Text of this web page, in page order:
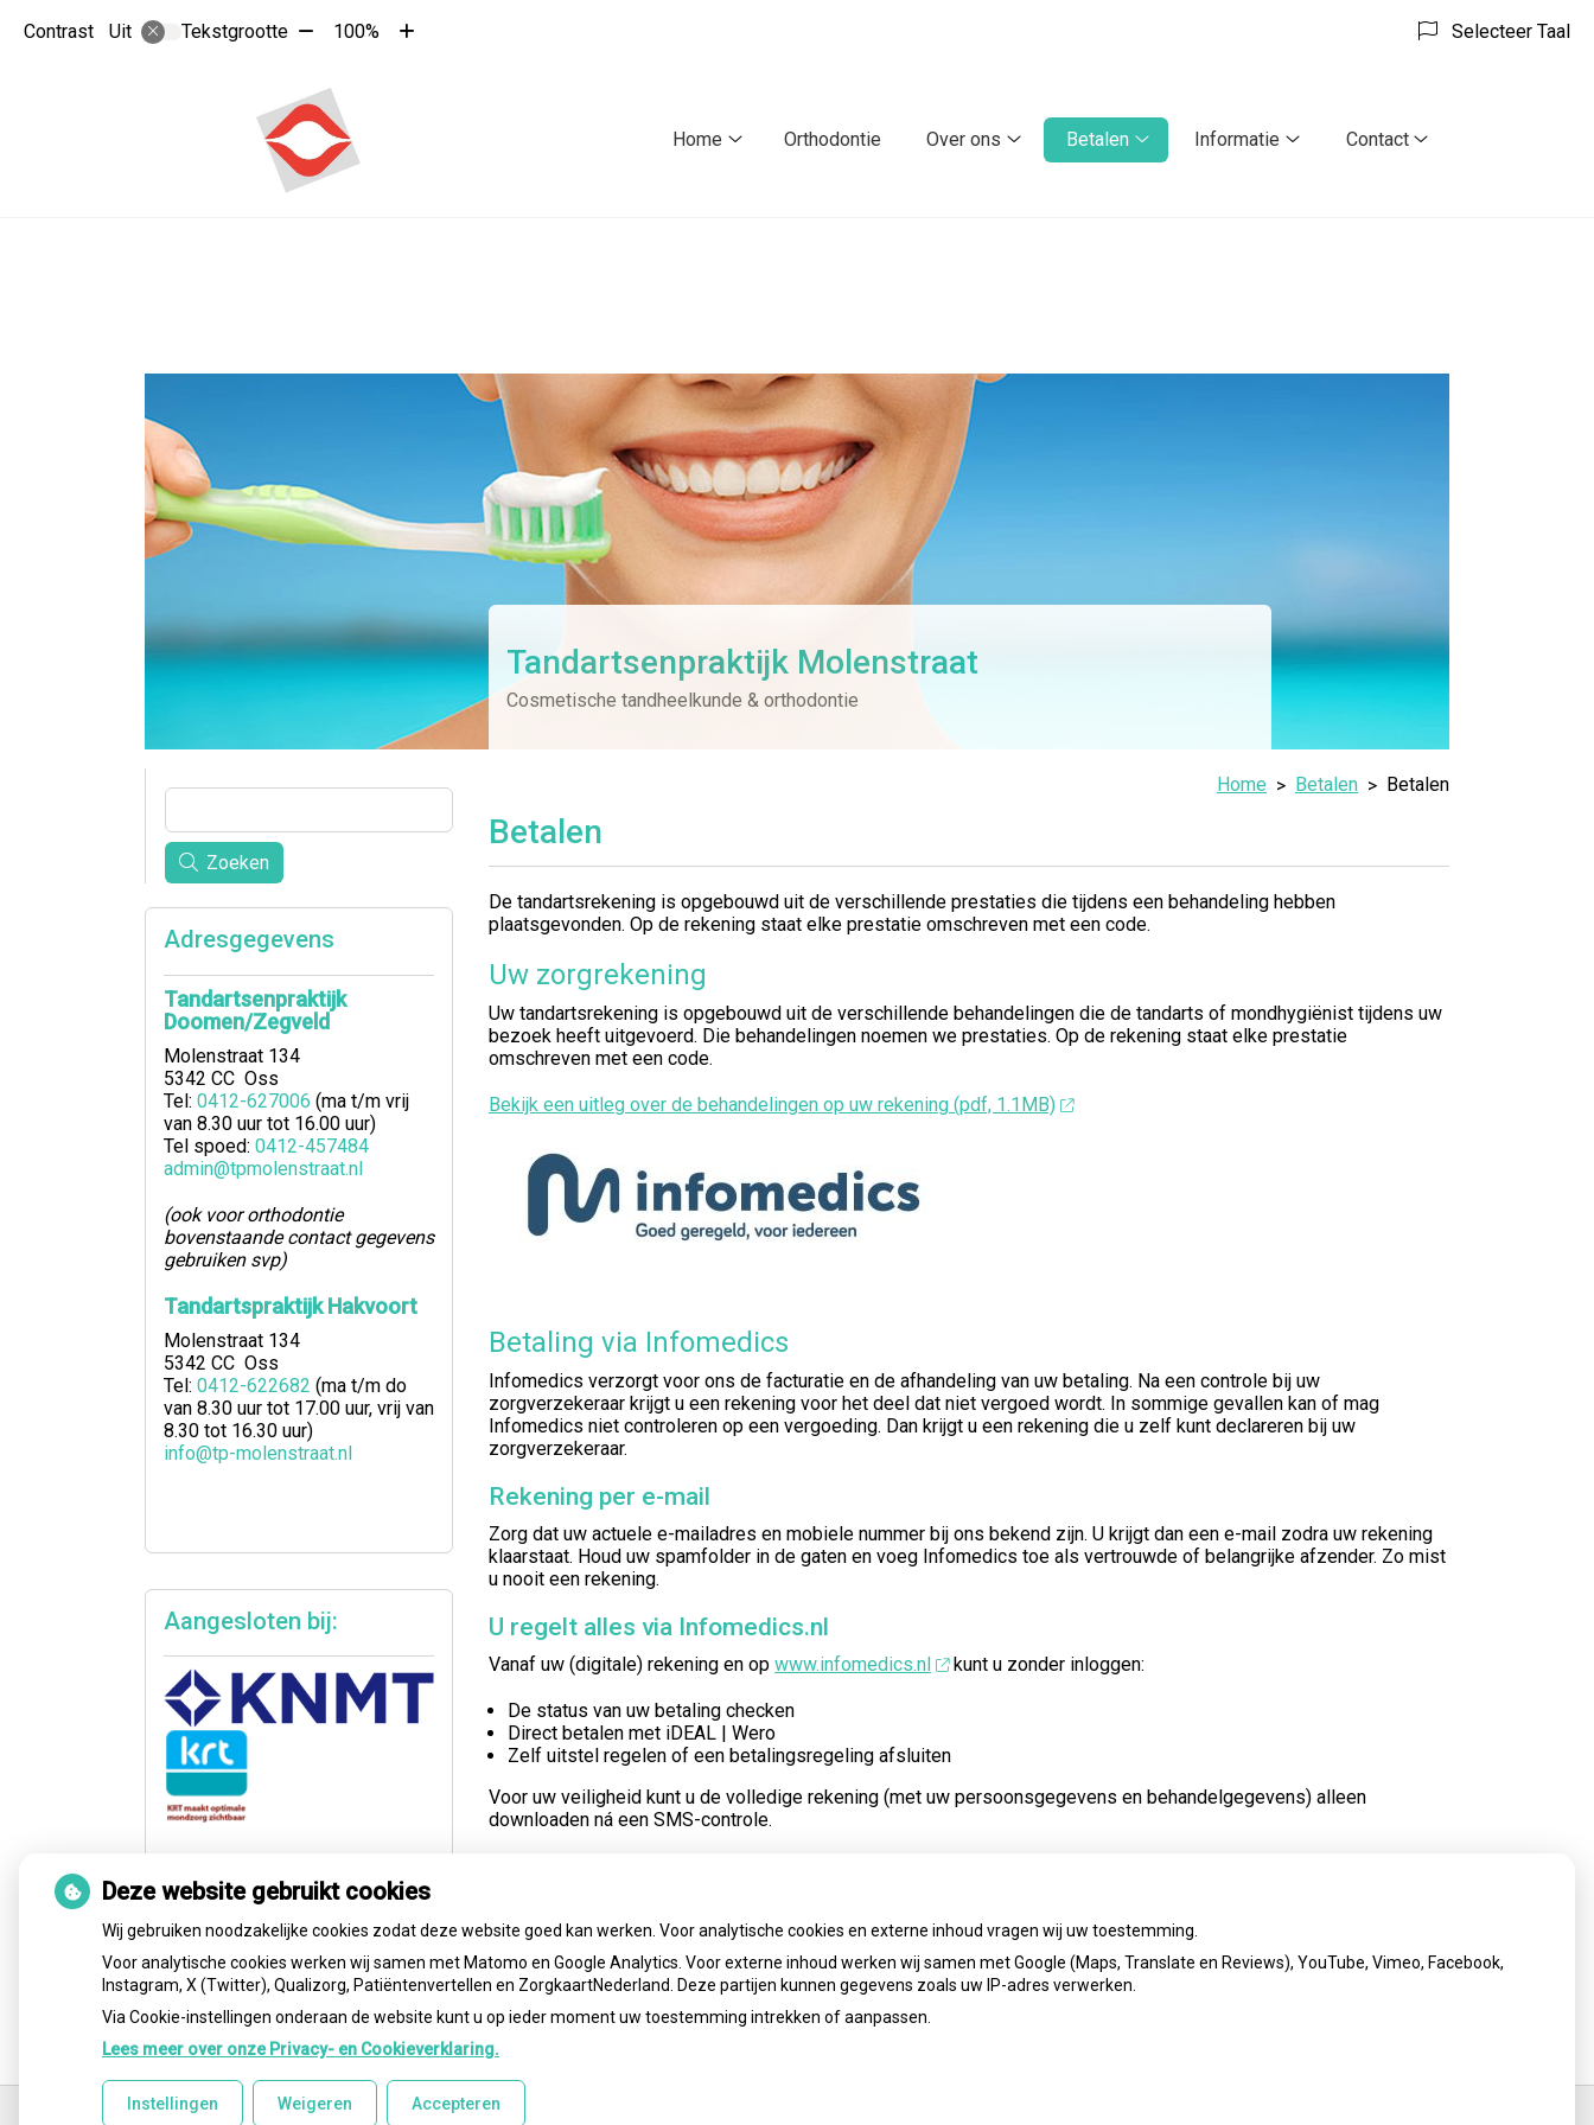
Contrast Uit Tekstgrootte Tekst
10%
100%
Tekst
Selecteer Taal
Home
Orthodontie
Over ons
Over
Betalen
Betalen
Informatie
Contact
Tandartsenpraktijk Molenstraat
Cosmetische tandheelkunde & orthodontie
Home Betalen Betalen
Betalen
De tandartsrekening is opgebouwd uit de verschillende prestaties die tijdens een behandeling hebben
plaatsgevonden. Op de rekening staat elke prestatie omschreven met een code.
Uw zorgrekening
Uw tandartsrekening is opgebouwd uit de verschillende behandelingen die de tandarts of mondhygiënist tijdens uw
bezoek heeft uitgevoerd. Die behandelingen noemen we prestaties. Op de rekening staat elke prestatie
omschreven met een code.
Bekijk een uitleg over de behandelingen op uw rekening (pdf, 1.1MB)
Betaling via Infomedics
Infomedics verzorgt voor ons de facturatie en de afhandeling van uw betaling. Na een controle bij uw
zorgverzekeraar krijgt u een rekening voor het deel dat niet vergoed wordt. In sommige gevallen kan of mag
Infomedics niet controleren op een vergoeding. Dan krijgt u een rekening die u zelf kunt declareren bij uw
zorgverzekeraar.
Rekening per e-mail
Zorg dat uw actuele e-mailadres en mobiele nummer bij ons bekend zijn. U krijgt dan een e-mail zodra uw rekening
klaarstaat. Houd uw spamfolder in de gaten en voeg Infomedics toe als vertrouwde of belangrijke afzender. Zo mist
u nooit een rekening.
U regelt alles via Infomedics.nl
Vanaf uw (digitale) rekening en op www.infomedics.nl kunt u zonder inloggen:
De status van uw betaling checken
Direct betalen met iDEAL | Wero
Zelf uitstel regelen of een betalingsregeling afsluiten
Voor uw veiligheid kunt u de volledige rekening (met uw persoonsgegevens en behandelgegevens) alleen
downloaden ná een SMS-controle.
Zoeken
Adresgegevens
Tandartsenpraktijk
Doomen/Zegveld
Molenstraat 134
5342 CC Oss
Tel: 0412-627006 (ma t/m vrij
van 8.30 uur tot 16.00 uur)
Tel spoed: 0412-457484
admin@tpmolenstraat.nl
(ook voor orthodontie
bovenstaande contact gegevens
gebruiken svp)
Tandartspraktijk Hakvoort
Molenstraat 134
5342 CC Oss
Tel: 0412-622682 (ma t/m do
van 8.30 uur tot 17.00 uur, vrij van
8.30 tot 16.30 uur)
info@tp-molenstraat.nl
Aangesloten bij:
Deze website gebruikt cookies
Wij gebruiken noodzakelijke cookies zodat deze website goed kan werken. Voor analytische cookies en externe inhoud vragen wij uw toestemming.
Voor analytische cookies werken wij samen met Matomo en Google Analytics. Voor externe inhoud werken wij samen met Google (Maps, Translate en Reviews), YouTube, Vimeo, Facebook,
Instagram, X (Twitter), Qualizorg, Patiëntenvertellen en ZorgkaartNederland. Deze partijen kunnen gegevens zoals uw IP-adres verwerken.
Via Cookie-instellingen onderaan de website kunt u op ieder moment uw toestemming intrekken of aanpassen.
Lees meer over onze Privacy- en Cookieverklaring.
Instellingen Weigeren Accepteren